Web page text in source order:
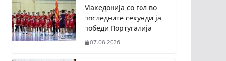
Македонија со гол во
последните секунди ја
победи Португалија
07.08.2026